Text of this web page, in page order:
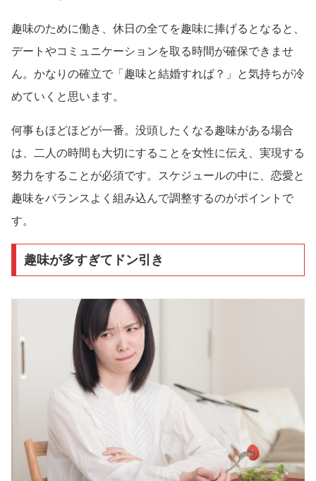
趣味のために働き、休日の全てを趣味に捧げるとなると、
デートやコミュニケーションを取る時間が確保できませ
ん。かなりの確立で「趣味と結婚すれば？」と気持ちが冷
めていくと思います。
何事もほどほどが一番。没頭したくなる趣味がある場合
は、二人の時間も大切にすることを女性に伝え、実現する
努力をすることが必須です。スケジュールの中に、恋愛と
趣味をバランスよく組み込んで調整するのがポイントで
す。
趣味が多すぎてドン引き